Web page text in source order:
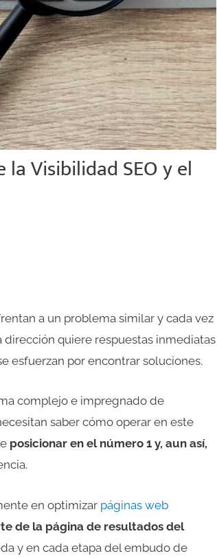
Visibilidad SEO y el
a un problema similar y cada vez
quiere respuestas inmediatas
esfuerzan por encontrar soluciones.
complejo e impregnado de
saber cómo operar en este
posicionar en el número 1 y, aun así,
en optimizar páginas web
de la página de resultados del
y en cada etapa del embudo de